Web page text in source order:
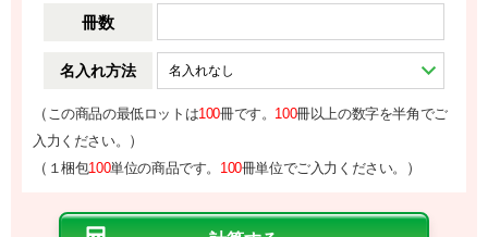
冊数
名入れ方法
（ この商品の最低ロットは100冊です。 100冊以上の数字を半角でご
入力ください。
）
（ １梱包100単位の商品です。 100冊単位でご入力ください。 ）